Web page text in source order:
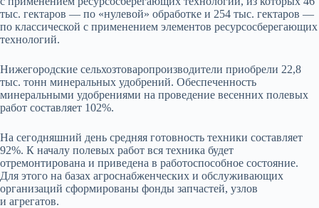
тыс. гектаров — по «нулевой» обработке и 254 тыс. гектаров —
по классической с применением элементов ресурсосберегающих
технологий.
Нижегородские сельхозтоваропроизводители приобрели 22,8
тыс. тонн минеральных удобрений. Обеспеченность
минеральными удобрениями на проведение весенних полевых
работ составляет 102%.
На сегодняшний день средняя готовность техники составляет
92%. К началу полевых работ вся техника будет
отремонтирована и приведена в работоспособное состояние.
Для этого на базах агроснабженческих и обслуживающих
организаций сформированы фонды запчастей, узлов
и агрегатов.